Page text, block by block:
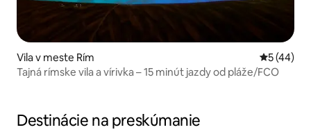
Vila v meste Rím
5 (44)
Tajná rímske vila a vírivka – 15 minút jazdy od pláže/FCO
Destinácie na preskúmanie